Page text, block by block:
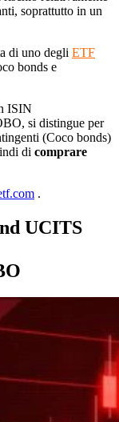
soprattutto in un
di uno degli ETF
bonds e
ISIN
si distingue per
(Coco bonds)
di comprare
.
UCITS